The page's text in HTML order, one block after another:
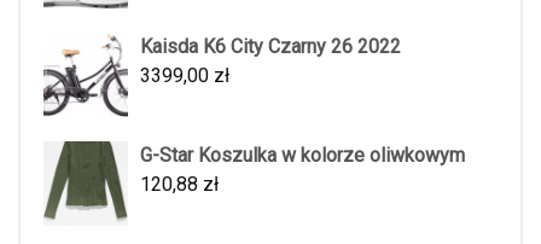
Kaisda K6 City Czarny 26 2022
3399,00 zł
G-Star Koszulka w kolorze oliwkowym
120,88 zł